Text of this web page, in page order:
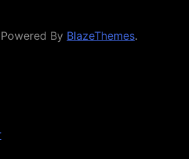
By BlazeThemes.